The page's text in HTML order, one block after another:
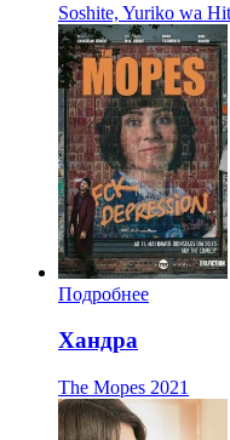
Soshite, Yuriko wa
Подробнее
Хандра
The Mopes 2021